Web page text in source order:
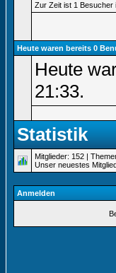
Zur Zeit ist 1 Besucher
Heute waren bereits 0
Heute
21:33.
Statistik
Mitglieder: 152 |
Unser neuestes
Anmelden